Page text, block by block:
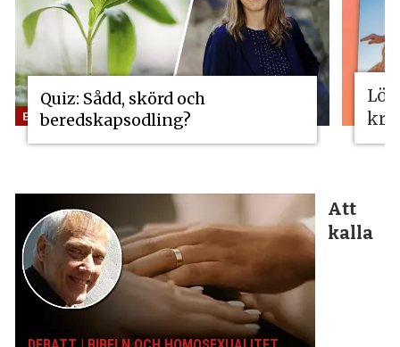
Quiz: Sådd, skörd och
beredskapsodling?
Att
kalla